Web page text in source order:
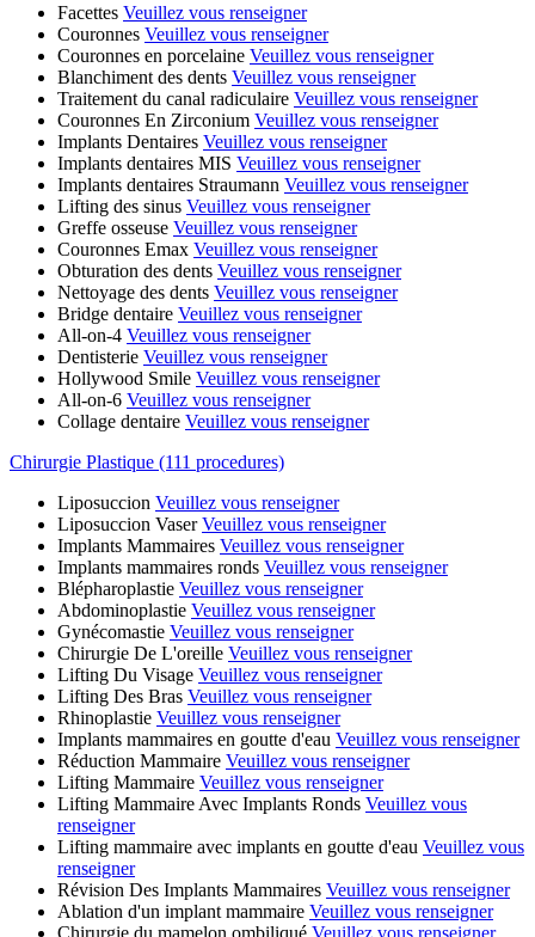
Facettes Veuillez vous renseigner
Couronnes Veuillez vous renseigner
Couronnes en porcelaine Veuillez vous renseigner
Blanchiment des dents Veuillez vous renseigner
Traitement du canal radiculaire Veuillez vous renseigner
Couronnes En Zirconium Veuillez vous renseigner
Implants Dentaires Veuillez vous renseigner
Implants dentaires MIS Veuillez vous renseigner
Implants dentaires Straumann Veuillez vous renseigner
Lifting des sinus Veuillez vous renseigner
Greffe osseuse Veuillez vous renseigner
Couronnes Emax Veuillez vous renseigner
Obturation des dents Veuillez vous renseigner
Nettoyage des dents Veuillez vous renseigner
Bridge dentaire Veuillez vous renseigner
All-on-4 Veuillez vous renseigner
Dentisterie Veuillez vous renseigner
Hollywood Smile Veuillez vous renseigner
All-on-6 Veuillez vous renseigner
Collage dentaire Veuillez vous renseigner
Chirurgie Plastique (111 procedures)
Liposuccion Veuillez vous renseigner
Liposuccion Vaser Veuillez vous renseigner
Implants Mammaires Veuillez vous renseigner
Implants mammaires ronds Veuillez vous renseigner
Blépharoplastie Veuillez vous renseigner
Abdominoplastie Veuillez vous renseigner
Gynécomastie Veuillez vous renseigner
Chirurgie De L'oreille Veuillez vous renseigner
Lifting Du Visage Veuillez vous renseigner
Lifting Des Bras Veuillez vous renseigner
Rhinoplastie Veuillez vous renseigner
Implants mammaires en goutte d'eau Veuillez vous renseigner
Réduction Mammaire Veuillez vous renseigner
Lifting Mammaire Veuillez vous renseigner
Lifting Mammaire Avec Implants Ronds Veuillez vous
renseigner
Lifting mammaire avec implants en goutte d'eau Veuillez vous
renseigner
Révision Des Implants Mammaires Veuillez vous renseigner
Ablation d'un implant mammaire Veuillez vous renseigner
Chirurgie du mamelon ombiliqué Veuillez vous renseigner